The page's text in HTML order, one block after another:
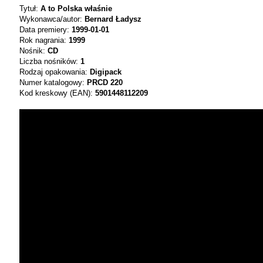
Tytuł: A to Polska właśnie
Wykonawca/autor: Bernard Ładysz
Data premiery: 1999-01-01
Rok nagrania: 1999
Nośnik: CD
Liczba nośników: 1
Rodzaj opakowania: Digipack
Numer katalogowy: PRCD 220
Kod kreskowy (EAN): 5901448112209